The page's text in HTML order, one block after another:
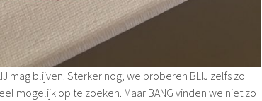
mag blijven. Sterker nog; we proberen BLIJ zelfs zo
mogelijk op te zoeken. Maar BANG vinden we niet zo